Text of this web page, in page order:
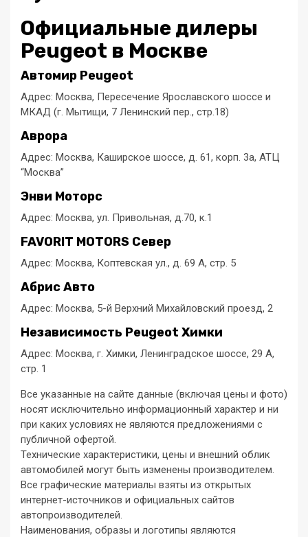
Официальные дилеры
Peugeot в Москве
Автомир Peugeot
Адрес: Москва, Пересечение Ярославского шоссе и
МКАД (г. Мытищи, 7 Ленинский пер., стр.18)
Аврора
Адрес: Москва, Каширское шоссе, д. 61, корп. 3а, АТЦ
“Москва”
Энви Моторс
Адрес: Москва, ул. Привольная, д.70, к.1
FAVORIT MOTORS Север
Адрес: Москва, Коптевская ул., д. 69 А, стр. 5
Абрис Авто
Адрес: Москва, 5-й Верхний Михайловский проезд, 2
Независимость Peugeot Химки
Адрес: Москва, г. Химки, Ленинградское шоссе, 29 А,
стр. 1
Все указанные на сайте данные (включая цены и фото)
носят исключительно информационный характер и ни
при каких условиях не являются предложениями с
публичной офертой.
Технические характеристики, цены и внешний облик
автомобилей могут быть изменены производителем.
Все графические материалы взяты из открытых
интернет-источников и официальных сайтов
автопроизводителей.
Наименования, образы и логотипы являются